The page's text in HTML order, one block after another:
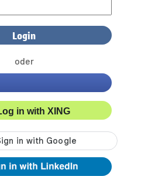
oder
in with XING